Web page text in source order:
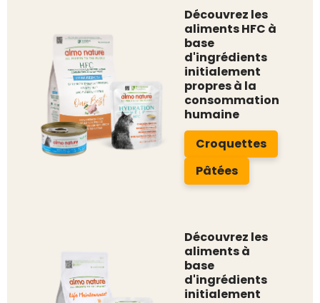
Découvrez les
aliments HFC à
base
d'ingrédients
initialement
propres à la
consommation
humaine
Croquettes
Pâtées
Découvrez les
aliments à
base
d'ingrédients
initialement